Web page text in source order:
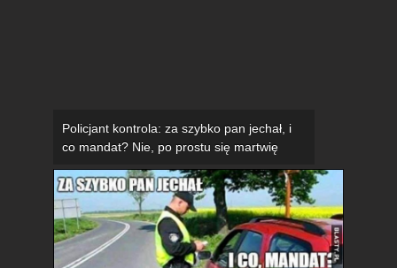
Policjant kontrola: za szybko pan jechał, i
co mandat? Nie, po prostu się martwię